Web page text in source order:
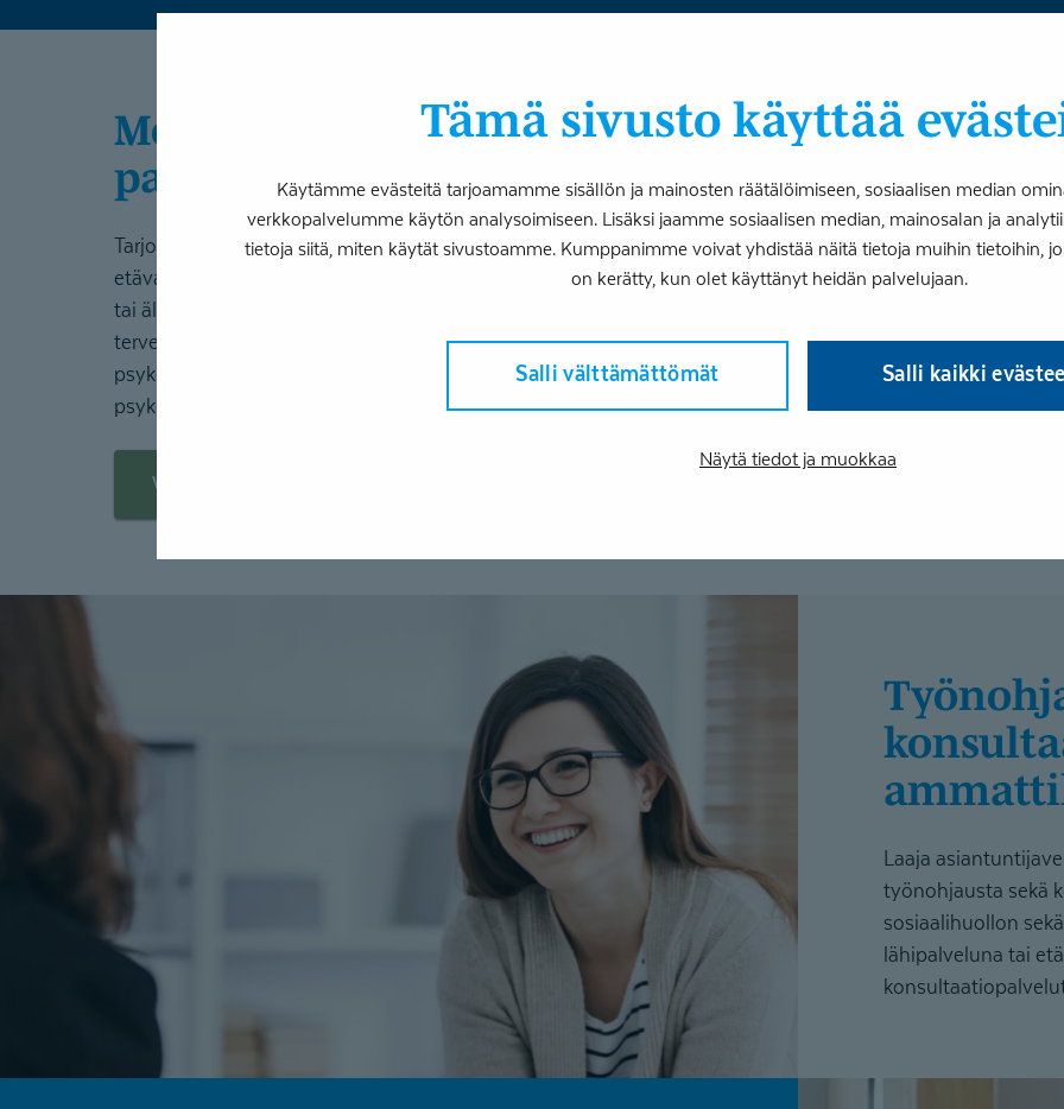
Tämä sivusto käyttää
Käytämme evästeitä tarjoamamme sisällön ja mainosten räätälöimiseen, sosiaalisen median
verkkopalvelumme käytön analysoimiseen. Lisäksi jaamme sosiaalisen median, mainosalan ja
tietoja siitä, miten käytät sivustoamme. Kumppanimme voivat yhdistää näitä tietoja muihin tietoihin,
on kerätty, kun olet käyttänyt heidän palvelujaan.
Salli välttämättömät Salli kaikki
Näytä tiedot ja muokkaa
Monipuoliset etäpsykolo­gi­
palvelut
Tarjoamme psykologin palveluita myös
etävastaanottotoimintana. Etävastaanotto tapahtuu tietokoneen
tai älypuhelimen välityksellä asiakkaan kotona tai esimerkiksi
terveysaseman tiloissa. Etäpsykologipalvelumme kattaa
psykologin keskustelutukijaksot, omahoito-ohjelmia verkossa
psykologin tukemana sekä psykologisia arvioita.
Varaa aika etäpsykologille
Työnohjausta ja
Laaja
työnohjausta sekä
sosiaalihuollon
lähipalveluna tai